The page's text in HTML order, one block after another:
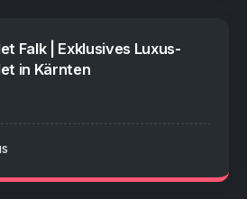
Falk | Exklusives Luxus-
in Kärnten